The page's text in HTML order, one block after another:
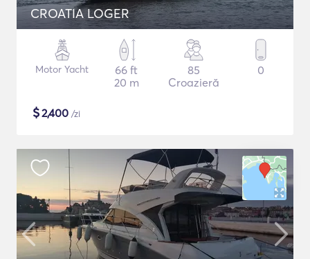
CROATIA LOGER
Motor Yacht
66 ft
20 m
85
Croazieră
0
$2,400 /zi